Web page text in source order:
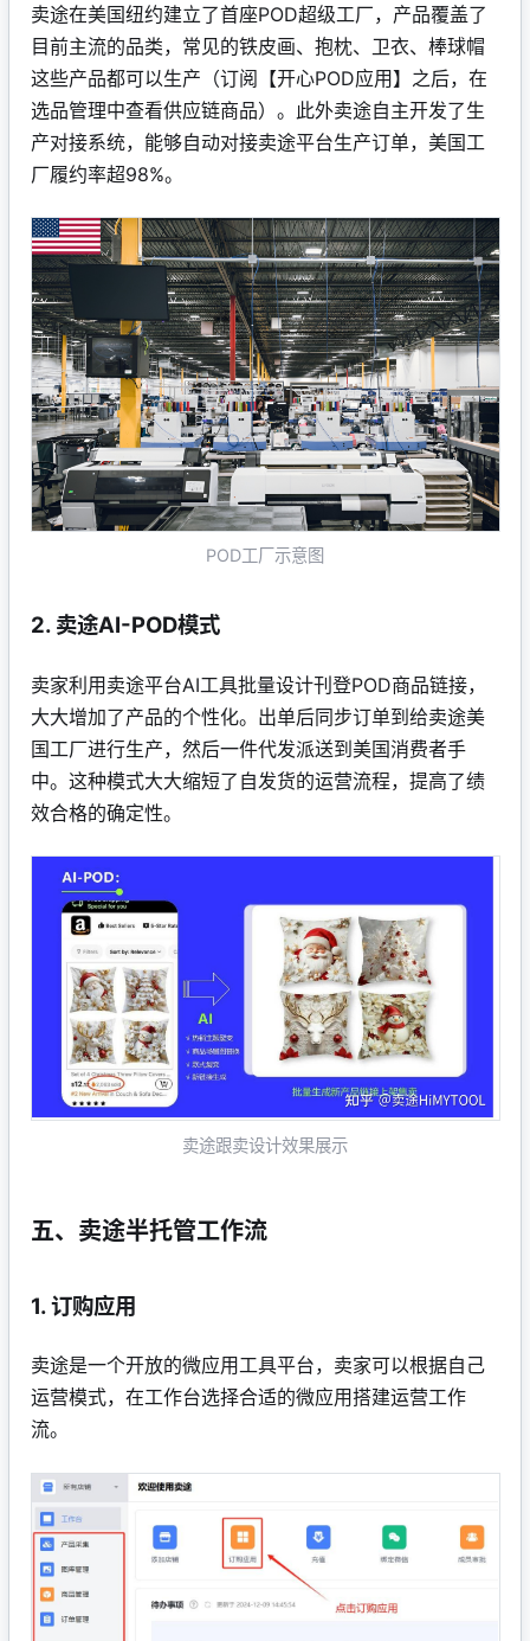
卖途在美国纽约建立了首座POD超级工厂，产品覆盖了
目前主流的品类，常见的铁皮画、抱枕、卫衣、棒球帽
这些产品都可以生产（订阅【开心POD应用】之后，在
选品管理中查看供应链商品）。此外卖途自主开发了生
产对接系统，能够自动对接卖途平台生产订单，美国工
厂履约率超98%。
POD工厂示意图
2. 卖途AI-POD模式
卖家利用卖途平台AI工具批量设计刊登POD商品链接，
大大增加了产品的个性化。出单后同步订单到给卖途美
国工厂进行生产，然后一件代发派送到美国消费者手
中。这种模式大大缩短了自发货的运营流程，提高了绩
效合格的确定性。
卖途跟卖设计效果展示
五、卖途半托管工作流
1. 订购应用
卖途是一个开放的微应用工具平台，卖家可以根据自己
运营模式，在工作台选择合适的微应用搭建运营工作
流。